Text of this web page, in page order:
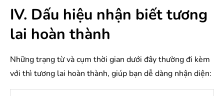
IV. Dấu hiệu nhận biết tương
lai hoàn thành
Những trạng từ và cụm thời gian dưới đây thường đi kèm
với thì tương lai hoàn thành, giúp bạn dễ dàng nhận diện: